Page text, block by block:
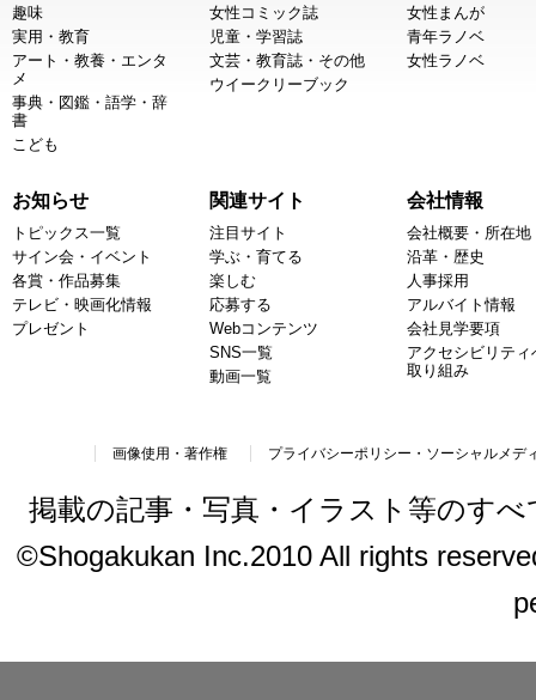
趣味
実用・教育
アート・教養・エンタ
メ
事典・図鑑・語学・辞
書
こども
女性コミック誌
児童・学習誌
文芸・教育誌・その他
ウイークリーブック
女性まんが
青年ラノベ
女性ラノベ
お知らせ
トピックス一覧
サイン会・イベント
各賞・作品募集
テレビ・映画化情報
プレゼント
関連サイト
注目サイト
学ぶ・育てる
楽しむ
応募する
Webコンテンツ
SNS一覧
動画一覧
会社情報
会社概要・所在地
沿革・歴史
人事採用
アルバイト情報
会社見学要項
アクセシビリティ
取り組み
画像使用・著作権 プライバシーポリシー・ソーシャルメデ
掲載の記事・写真・イラスト等のす
©Shogakukan Inc.2010 All rights